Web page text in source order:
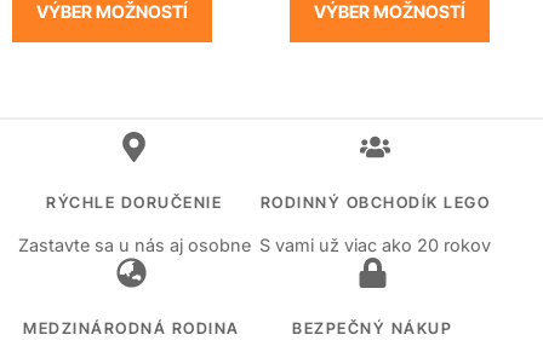
VÝBER MOŽNOSTÍ VÝBER MOŽNOSTÍ
RÝCHLE DORUČENIE
Zastavte sa u nás aj osobne
RODINNÝ OBCHODÍK LEGO
S vami už viac ako 20 rokov
MEDZINÁRODNÁ RODINA BEZPEČNÝ NÁKUP